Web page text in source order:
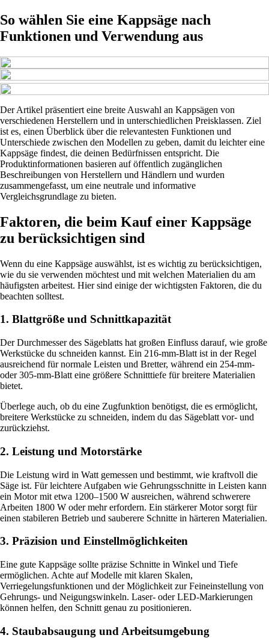
So wählen Sie eine Kappsäge nach
Funktionen und Verwendung aus
Der Artikel präsentiert eine breite Auswahl an Kappsägen von
verschiedenen Herstellern und in unterschiedlichen Preisklassen. Ziel
ist es, einen Überblick über die relevantesten Funktionen und
Unterschiede zwischen den Modellen zu geben, damit du leichter eine
Kappsäge findest, die deinen Bedürfnissen entspricht. Die
Produktinformationen basieren auf öffentlich zugänglichen
Beschreibungen von Herstellern und Händlern und wurden
zusammengefasst, um eine neutrale und informative
Vergleichsgrundlage zu bieten.
Faktoren, die beim Kauf einer Kappsäge
zu berücksichtigen sind
Wenn du eine Kappsäge auswählst, ist es wichtig zu berücksichtigen,
wie du sie verwenden möchtest und mit welchen Materialien du am
häufigsten arbeitest. Hier sind einige der wichtigsten Faktoren, die du
beachten solltest.
1. Blattgröße und Schnittkapazität
Der Durchmesser des Sägeblatts hat großen Einfluss darauf, wie große
Werkstücke du schneiden kannst. Ein 216-mm-Blatt ist in der Regel
ausreichend für normale Leisten und Bretter, während ein 254-mm-
oder 305-mm-Blatt eine größere Schnitttiefe für breitere Materialien
bietet.
Überlege auch, ob du eine Zugfunktion benötigst, die es ermöglicht,
breitere Werkstücke zu schneiden, indem du das Sägeblatt vor- und
zurückziehst.
2. Leistung und Motorstärke
Die Leistung wird in Watt gemessen und bestimmt, wie kraftvoll die
Säge ist. Für leichtere Aufgaben wie Gehrungsschnitte in Leisten kann
ein Motor mit etwa 1200–1500 W ausreichen, während schwerere
Arbeiten 1800 W oder mehr erfordern. Ein stärkerer Motor sorgt für
einen stabileren Betrieb und sauberere Schnitte in härteren Materialien.
3. Präzision und Einstellmöglichkeiten
Eine gute Kappsäge sollte präzise Schnitte in Winkel und Tiefe
ermöglichen. Achte auf Modelle mit klaren Skalen,
Verriegelungsfunktionen und der Möglichkeit zur Feineinstellung von
Gehrungs- und Neigungswinkeln. Laser- oder LED-Markierungen
können helfen, den Schnitt genau zu positionieren.
4. Staubabsaugung und Arbeitsumgebung